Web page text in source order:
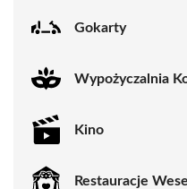
Gokarty
Wypożyczalnia
Kino
Restauracje